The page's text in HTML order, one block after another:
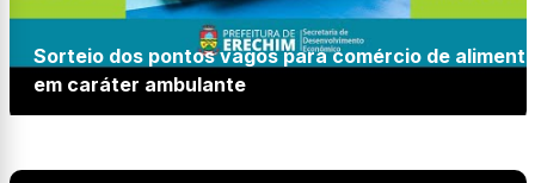
Sorteio dos pontos vagos para comércio de
em caráter ambulante